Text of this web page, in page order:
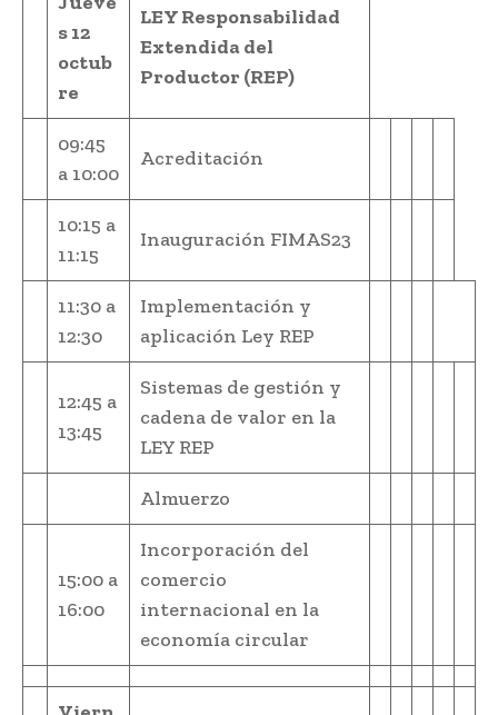
s 12
octub
re
LEY Responsabilidad
Extendida del
Productor (REP)
09:45
a 10:00
Acreditación
10:15 a
11:15
Inauguración FIMAS23
11:30 a
12:30
Implementación y
aplicación Ley REP
12:45 a
13:45
Sistemas de gestión y
cadena de valor en la
LEY REP
Almuerzo
15:00 a
16:00
Incorporación del
comercio
internacional en la
economía circular